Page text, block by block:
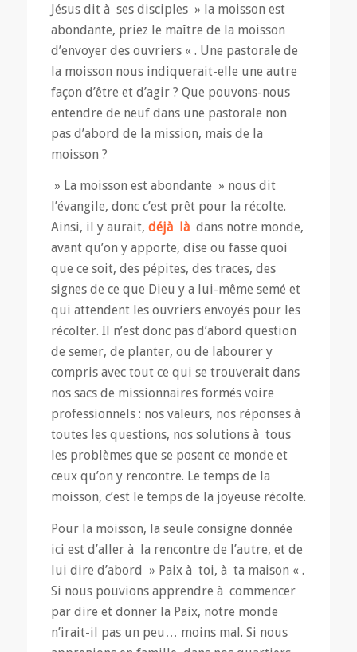
Jésus dit à ses disciples » la moisson est
abondante, priez le maître de la moisson
d’envoyer des ouvriers « . Une pastorale de
la moisson nous indiquerait-elle une autre
façon d’être et d’agir ? Que pouvons-nous
entendre de neuf dans une pastorale non
pas d’abord de la mission, mais de la
moisson ?
» La moisson est abondante » nous dit
l’évangile, donc c’est prêt pour la récolte.
Ainsi, il y aurait, déjà là dans notre monde,
avant qu’on y apporte, dise ou fasse quoi
que ce soit, des pépites, des traces, des
signes de ce que Dieu y a lui-même semé et
qui attendent les ouvriers envoyés pour les
récolter. Il n’est donc pas d’abord question
de semer, de planter, ou de labourer y
compris avec tout ce qui se trouverait dans
nos sacs de missionnaires formés voire
professionnels : nos valeurs, nos réponses à
toutes les questions, nos solutions à tous
les problèmes que se posent ce monde et
ceux qu’on y rencontre. Le temps de la
moisson, c’est le temps de la joyeuse récolte.
Pour la moisson, la seule consigne donnée
ici est d’aller à la rencontre de l’autre, et de
lui dire d’abord » Paix à toi, à ta maison « .
Si nous pouvions apprendre à commencer
par dire et donner la Paix, notre monde
n’irait-il pas un peu… moins mal. Si nous